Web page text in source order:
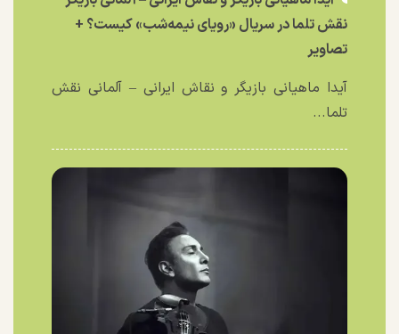
نقش تلما در سریال «رویای نیمه‌شب» کیست؟ +
تصاویر
آیدا ماهیانی بازیگر و نقاش ایرانی – آلمانی نقش
تلما...